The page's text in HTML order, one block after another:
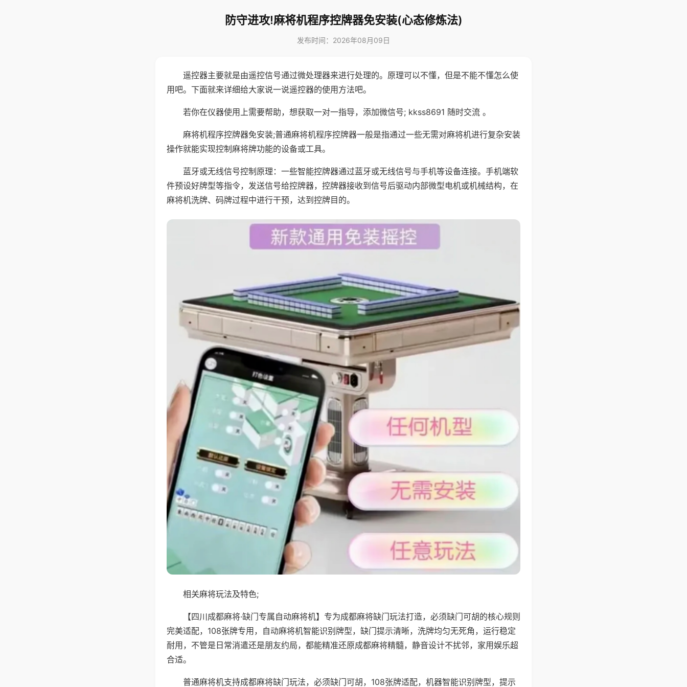
防守进攻!麻将机程序控牌器免安装(心态修炼法)
发布时间：2026年08月09日
遥控器主要就是由遥控信号通过微处理器来进行处理的。原理可以不懂，但是不能不懂怎么使
用吧。下面就来详细给大家说一说遥控器的使用方法吧。
若你在仪器使用上需要帮助，想获取一对一指导，添加微信号; kkss8691 随时交流 。
麻将机程序控牌器免安装;普通麻将机程序控牌器一般是指通过一些无需对麻将机进行复杂安装
操作就能实现控制麻将牌功能的设备或工具。
蓝牙或无线信号控制原理：一些智能控牌器通过蓝牙或无线信号与手机等设备连接。手机端软
件预设好牌型等指令，发送信号给控牌器，控牌器接收到信号后驱动内部微型电机或机械结构，在
麻将机洗牌、码牌过程中进行干预，达到控牌目的。
相关麻将玩法及特色;
【四川成都麻将·缺门专属自动麻将机】专为成都麻将缺门玩法打造，必须缺门可胡的核心规则
完美适配，108张牌专用，自动麻将机智能识别牌型，缺门提示清晰，洗牌均匀无死角，运行稳定
耐用，不管是日常消遣还是朋友约局，都能精准还原成都麻将精髓，静音设计不扰邻，家用娱乐超
合适。
普通麻将机支持成都麻将缺门玩法，必须缺门可胡，108张牌适配，机器智能识别牌型，提示